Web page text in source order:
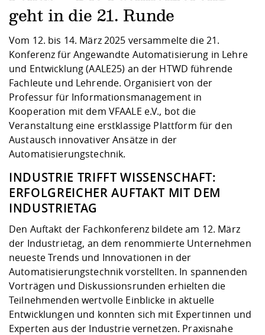
Checkliste zum
und Physik
Digitales Lernen
Fremdsprachen
Jobs, Praktika,
Lebenslagen
Studentenwerk
Angebote der
Career Service
Lehren,
Weiterbilden im
Formulare und
Internationale
Gründung und
Kooperationen
Klimaschutz &
Förderverein
Landbau/
Maschinenbau
Angebote für
Kontakt und Anfahrt
Qualitätssicherung
geht in die 21. Runde
Vom 12. bis 14. März 2025 versammelte die 21.
Konferenz für Angewandte Automatisierung in Lehre
und Entwicklung (AALE25) an der HTWD führende
Fachleute und Lehrende. Organisiert von der
Professur für Informationsmanagement in
Kooperation mit dem VFAALE e.V., bot die
Veranstaltung eine erstklassige Plattform für den
Austausch innovativer Ansätze in der
Automatisierungstechnik.
INDUSTRIE TRIFFT WISSENSCHAFT:
ERFOLGREICHER AUFTAKT MIT DEM
INDUSTRIETAG
Den Auftakt der Fachkonferenz bildete am 12. März
der Industrietag, an dem renommierte Unternehmen
neueste Trends und Innovationen in der
Automatisierungstechnik vorstellten. In spannenden
Vorträgen und Diskussionsrunden erhielten die
Teilnehmenden wertvolle Einblicke in aktuelle
Entwicklungen und konnten sich mit Expertinnen und
Experten aus der Industrie vernetzen. Praxisnahe